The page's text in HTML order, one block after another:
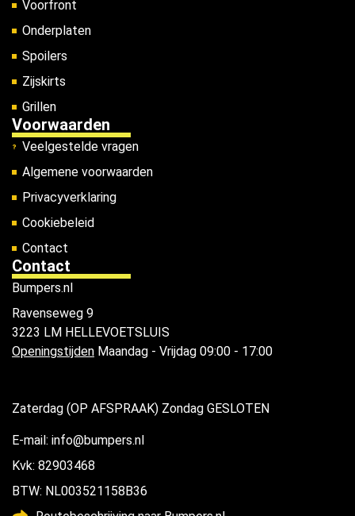
Voorfront
Onderplaten
Spoilers
Zijskirts
Grillen
Voorwaarden
Veelgestelde vragen
Algemene voorwaarden
Privacyverklaring
Cookiebeleid
Contact
Contact
Bumpers.nl
Ravenseweg 9
3223 LM HELLEVOETSLUIS
Openingstijden Maandag - Vrijdag 09:00 - 17:00
Zaterdag (OP AFSPRAAK) Zondag GESLOTEN
E-mail: info@bumpers.nl
Kvk: 82903468
BTW: NL003521158B36